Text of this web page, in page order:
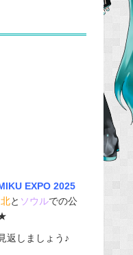
EXPO 2025
と ソウルでの公
返しましょう♪